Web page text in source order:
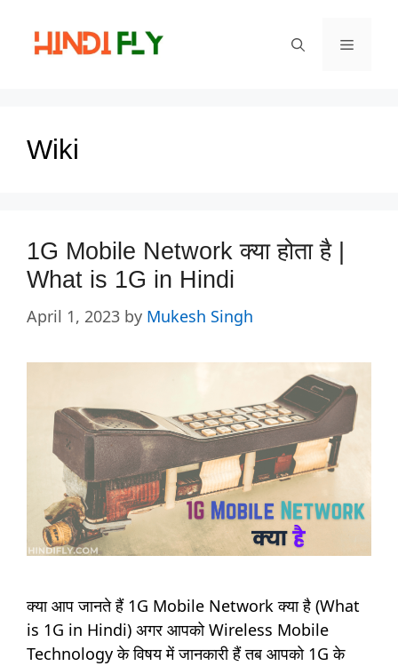
content
Menu
Wiki
1G Mobile Network क्या होता है |
What is 1G in Hindi
April 1, 2023 by Mukesh Singh
क्या आप जानते हैं 1G Mobile Network क्या है (What
is 1G in Hindi) अगर आपको Wireless Mobile
Technology के विषय में जानकारी हैं तब आपको 1G के